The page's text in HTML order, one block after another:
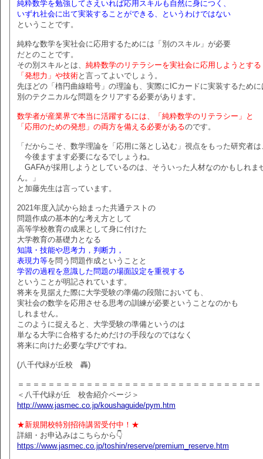
純粋数学を勉強してさえいれば応用スキルも自然に身につく、
いずれ社会に出て実装することができる、というわけではない
ということです。
純粋な数学を実社会に応用するためには「別のスキル」が必要
だとのことです。
その別スキルとは、 純粋数学のリテラシーを実社会に応用しようとする
「発想力」や技術と言ってよいでしょう。
先ほどの「楕円曲線暗号」の理論も、実際にICカードに実装するために
別のテクニカルな問題をクリアする必要があります。
数学者が産業界で本当に活躍するには、「純粋数学のリテラシー」と
「応用のための発想」の両方を備える必要があるのです。
「だからこそ、数学理論を「応用に落とし込む」視点をもった研究者は
今後ますます必要になるでしょうね。
GAFAが採用しようとしているのは、そういった人材なのかもしれま
ん。」
と加藤先生は言っています。
2021年度入試から始まった共通テストの
問題作成の基本的な考え方として
高等学校教育の成果として身に付けた
大学教育の基礎力となる
知識・技能や思考力，判断力，
表現力等を問う問題作成ということと
学習の過程を意識した問題の場面設定を重視する
ということが明記されています。
将来を見据えた際に大学受験の準備の段階においても、
実社会の数学を応用させる思考の訓練が必要ということなのかも
しれません。
このように捉えると、大学受験の準備というのは
単なる大学に合格するためだけの手段なのではなく
将来に向けた必要な学びですね。
(八千代緑が丘校 轟)
＝＝＝＝＝＝＝＝＝＝＝＝＝＝＝＝＝＝＝＝＝＝＝＝＝＝＝＝＝＝＝＝
＜八千代緑が丘 校舎紹介ページ＞
http://www.jasmec.co.jp/koushaguide/pym.htm
★新規開校特別招待講習受付中！★
詳細・お申込みはこちらから👇
https://www.jasmec.co.jp/toshin/reserve/premium_reserve.htm